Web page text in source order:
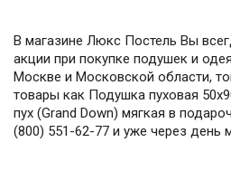
В магазине Люкс Постель Вы
акции при покупке подушек и
Москве и Московской области,
товары как Подушка пуховая
пух (Grand Down) мягкая в
(800) 551-62-77 и уже через день